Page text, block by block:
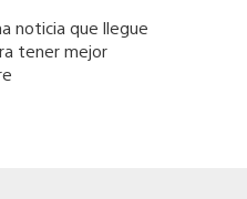
noticia que llegue
tener mejor